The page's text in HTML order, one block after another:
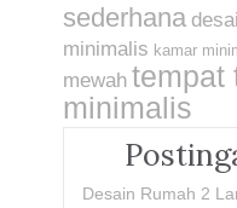
sederhana
minimalis kamar
mewah tempat
minimalis
Desain Rumah 2